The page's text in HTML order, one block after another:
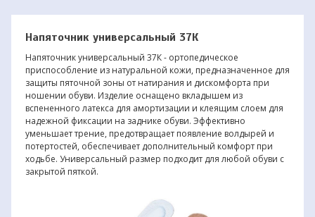
Напяточник универсальный 37К
Напяточник универсальный 37К - ортопедическое
приспособление из натуральной кожи, предназначенное для
защиты пяточной зоны от натирания и дискомфорта при
ношении обуви. Изделие оснащено вкладышем из
вспененного латекса для амортизации и клеящим слоем для
надежной фиксации на заднике обуви. Эффективно
уменьшает трение, предотвращает появление волдырей и
потертостей, обеспечивает дополнительный комфорт при
ходьбе. Универсальный размер подходит для любой обуви с
закрытой пяткой.